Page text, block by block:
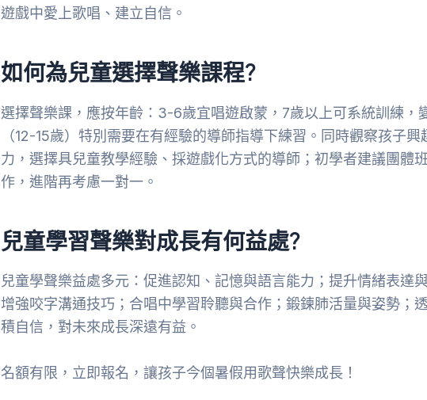
遊戲中愛上歌唱、建立自信。
如何為兒童選擇聲樂課程?
選擇聲樂課，應按年齡：3-6歲宜唱遊啟蒙，7歲以上可系統訓練，
（12-15歲）特別需要在有經驗的導師指導下練習。同時觀察孩子興
力，選擇具兒童教學經驗、採遊戲化方式的導師；初學者建議團體
作，進階再考慮一對一。
兒童學習聲樂對成長有何益處?
兒童學聲樂益處多元：促進認知、記憶與語言能力；提升情緒表達
增強咬字溝通技巧；合唱中學習聆聽與合作；鍛鍊肺活量與姿勢；
積自信，對未來成長深遠有益。
名額有限，立即報名，讓孩子今個暑假用歌聲快樂成長！